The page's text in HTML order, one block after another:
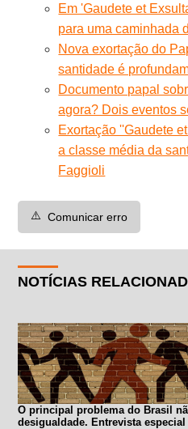
Em 'Gaudete et
para uma caminhada
Nova exortação do
santidade é
Documento papal
agora? Dois eventos
Exortação ''Gaudete
a classe média da
Faggioli
⚠️ Comunicar erro
NOTÍCIAS
O principal problema do Brasil
desigualdade. Entrevista